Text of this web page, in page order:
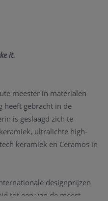
it.
meester in materialen
heeft gebracht in de
is geslaagd zich te
ultralichte high-
keramiek en Ceramos in
designprijzen
tot een van de meest